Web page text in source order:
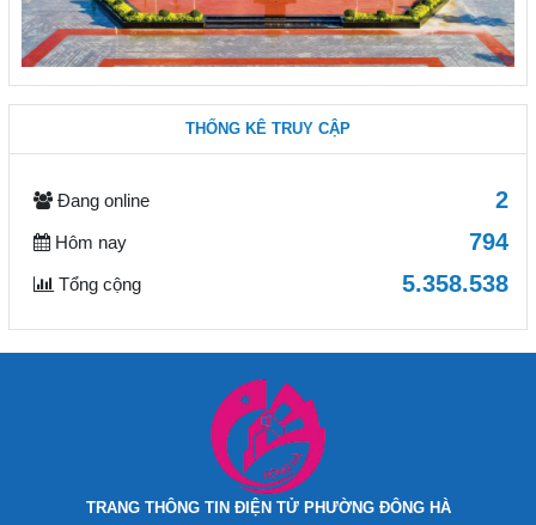
THỐNG KÊ TRUY CẬP
Đang online 2
Hôm nay 794
Tổng cộng 5.358.538
TRANG THÔNG TIN ĐIỆN TỬ PHƯỜNG ĐÔNG HÀ